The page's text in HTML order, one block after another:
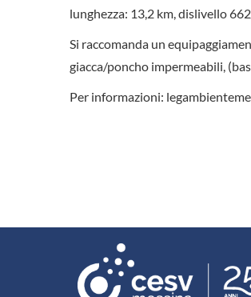
lunghezza: 13,2 km, dislivello
Si raccomanda un
giacca/poncho impermeabili,
Per informazioni: